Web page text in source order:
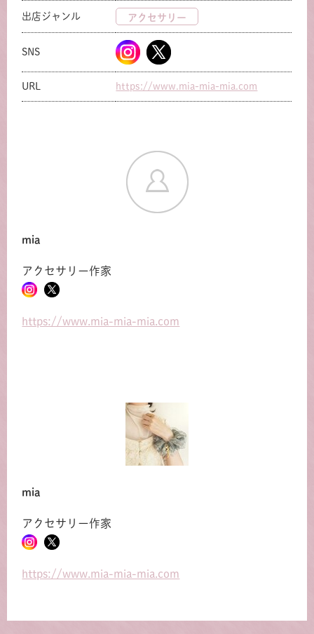
出店ジャンル アクセサリー
SNS
URL https://www.mia-mia-mia.com
mia
アクセサリー作家
https://www.mia-mia-mia.com
mia
アクセサリー作家
https://www.mia-mia-mia.com